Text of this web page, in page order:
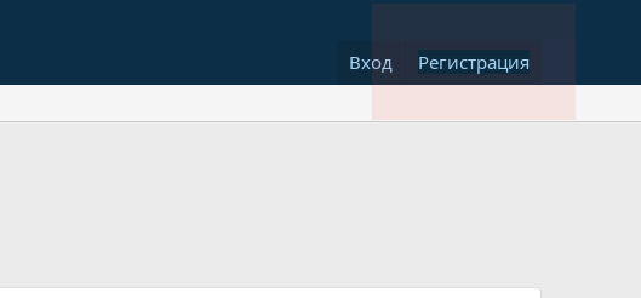
Вход Регистрация